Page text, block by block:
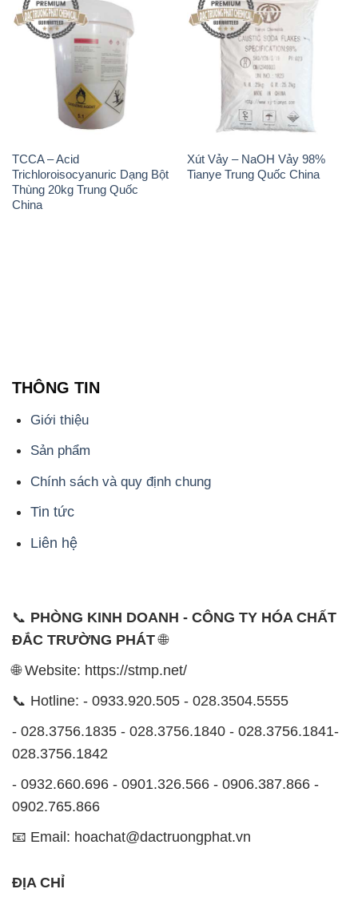
TCCA – Acid
Trichloroisocyanuric Dạng Bột
Thùng 20kg Trung Quốc
China
Xút Vảy – NaOH Vảy 98%
Tianye Trung Quốc China
THÔNG TIN
Giới thiệu
Sản phẩm
Chính sách và quy định chung
Tin tức
Liên hệ
📞 PHÒNG KINH DOANH - CÔNG TY HÓA CHẤT
ĐẮC TRƯỜNG PHÁT🌐
🌐 Website: https://stmp.net/
📞 Hotline: - 0933.920.505 - 028.3504.5555
- 028.3756.1835 - 028.3756.1840 - 028.3756.1841-
028.3756.1842
- 0932.660.696 - 0901.326.566 - 0906.387.866 -
0902.765.866
📧 Email: hoachat@dactruongphat.vn
ĐỊA CHỈ